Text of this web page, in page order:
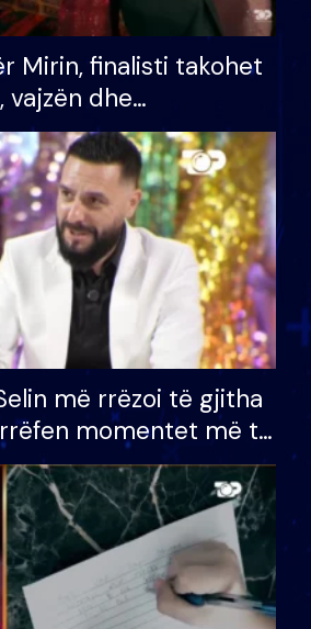
Mirin, finalisti takohet
dhe
S’kemi ndonjë letër
më rrëzoi të gjitha
momentet më të
e BB VIP: Do më
e mëngjesit kur…